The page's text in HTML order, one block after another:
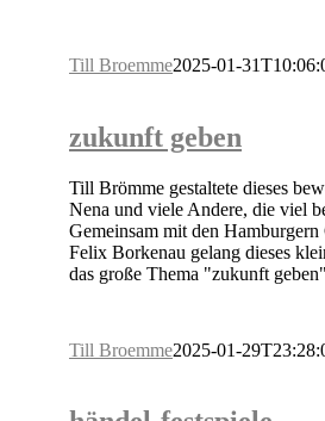
Till Broemme2025-01-
zukunft geben
Till Brömme gestaltete dieses
Nena und viele Andere, die viel
Gemeinsam mit den
Felix Borkenau gelang dieses
das große Thema "zukunft
Till Broemme2025-01-